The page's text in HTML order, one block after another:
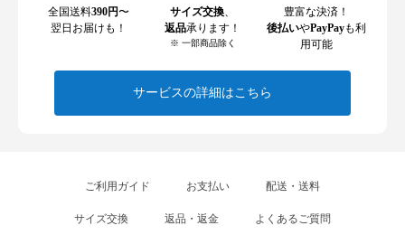
全国送料390円〜
翌日お届けも！
サイズ交換
返品承ります！
※ 一部商品除く
豊富な決済！
後払いやPayPayも利
用可能
サービスの詳細はこちら
ご利用ガイド お支払い 配送・送料
サイズ交換 返品・返金 よくあるご質問